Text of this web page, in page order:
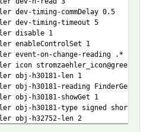
format %.2f
poll 1
ActivePowerL1
type FL32
format %.2f
poll 1
ActivePowerL2
type FL32
format %.2f
poll 1
ActivePowerL3
type FL32
dev-timing-commDelay 0.5
dev-timing-timeout 5
disable 1
enableControlSet 1
event-on-change-reading .*
icon stromzaehler_icon@green
obj-h30181-len 1
obj-h30181-reading
obj-h30181-showGet 1
obj-h30181-type signed short
obj-h32752-len 2